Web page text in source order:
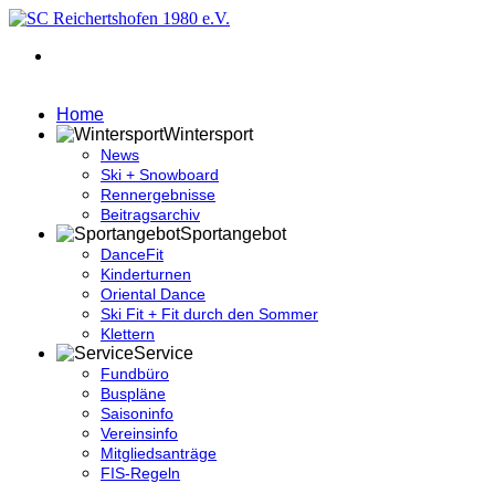
Home
Wintersport
News
Ski + Snowboard
Rennergebnisse
Beitragsarchiv
Sportangebot
DanceFit
Kinderturnen
Oriental Dance
Ski Fit + Fit durch den Sommer
Klettern
Service
Fundbüro
Buspläne
Saisoninfo
Vereinsinfo
Mitgliedsanträge
FIS-Regeln